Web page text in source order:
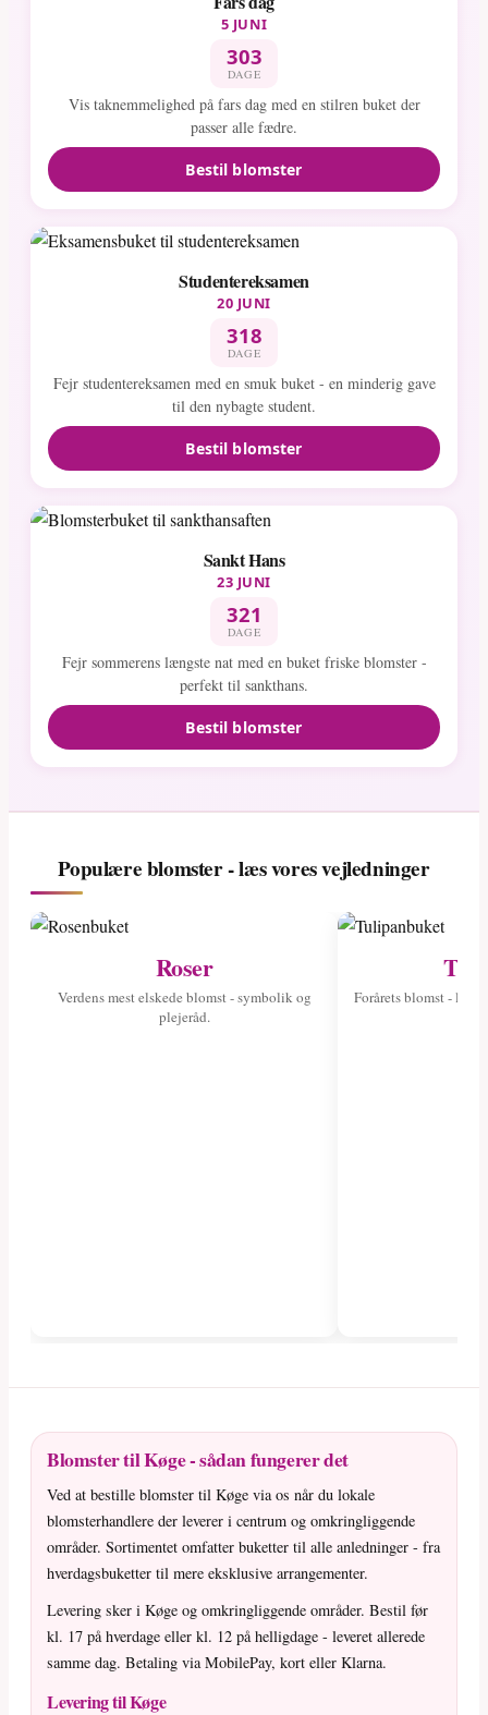
5 JUNI
303
DAGE
Vis taknemmelighed på fars dag med en stilren buket der
passer alle fædre.
Bestil blomster
Studentereksamen
20 JUNI
318
DAGE
Fejr studentereksamen med en smuk buket - en minderig gave
til den nybagte student.
Bestil blomster
Sankt Hans
23 JUNI
321
DAGE
Fejr sommerens længste nat med en buket friske blomster -
perfekt til sankthans.
Bestil blomster
Populære blomster - læs vores vejledninger
Roser
Verdens mest elskede blomst - symbolik og
plejeråd.
Forårets blomst - læs
Blomster til Køge - sådan fungerer det
Ved at bestille blomster til Køge via os når du lokale
blomsterhandlere der leverer i centrum og omkringliggende
områder. Sortimentet omfatter buketter til alle anledninger - fra
hverdagsbuketter til mere eksklusive arrangementer.
Levering sker i Køge og omkringliggende områder. Bestil før
kl. 17 på hverdage eller kl. 12 på helligdage - leveret allerede
samme dag. Betaling via MobilePay, kort eller Klarna.
Levering til Køge